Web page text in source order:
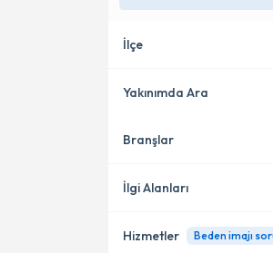
İlçe
Nilüfer
İnegöl
Yakınımda Ara
Konumuma yakın uzmanları
Branşlar
Psikolojik Danışman
İlgi Alanları
Hizmetler